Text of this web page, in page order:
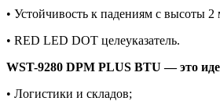
• Устойчивость к падениям с высоты
• RED LED DOT целеуказатель.
WST-9280 DPM PLUS BTU — это
• Логистики и складов;